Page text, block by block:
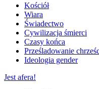
Kościół
Wiara
Świadectwo
Cywilizacja śmierci
Czasy końca
Prześladowanie
Ideologia gender
Jest afera!